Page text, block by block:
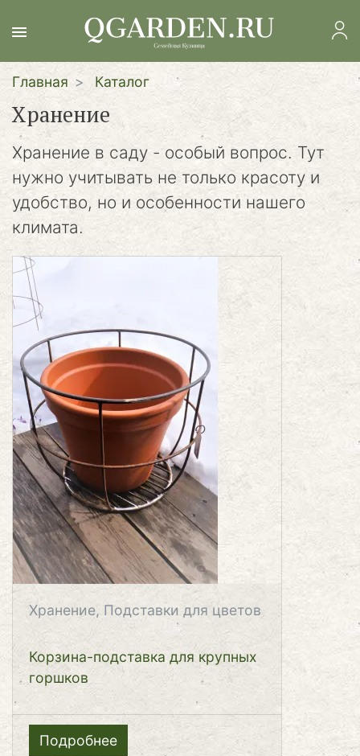
к
Главная Каталог
Хранение
Хранение в саду - особый вопрос. Тут
нужно учитывать не только красоту и
удобство, но и особенности нашего
климата.
Хранение, Подставки для цветов
Корзина-подставка для крупных
горшков
Подробнее